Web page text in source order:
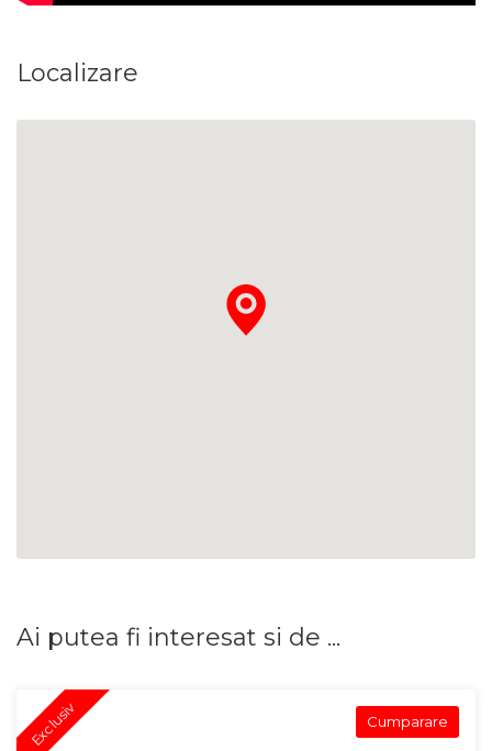
Localizare
Ai putea fi interesat si de ...
Exclusiv Cumparare